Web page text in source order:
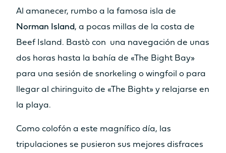
Al amanecer, rumbo a la famosa isla de
Norman Island, a pocas millas de la costa de
Beef Island. Bastò con una navegación de unas
dos horas hasta la bahía de «The Bight Bay»
para una sesión de snorkeling o wingfoil o para
llegar al chiringuito de «The Bight» y relajarse en
la playa.
Como colofón a este magnífico día, las
tripulaciones se pusieron sus mejores disfraces